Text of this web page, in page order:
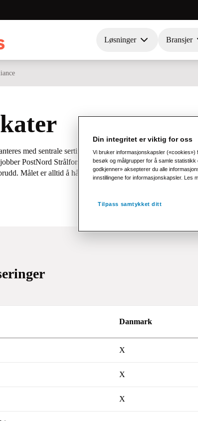
Løsninger Bransjer
med sentrale sertifikater. Gjennom et sterkt sikkerhets-
PostNord Strålfors kontinuerlig med
Målet er alltid å håndtere kundedata riktig og sikkert.
Danmark
X
X
X
Din integritet er viktig for oss
Vi bruker informasjonskapsler («cookies»)
besøk og målgrupper for å samle
godkjenner» aksepterer du alle
innstillingene for informasjonskapsler. Les
Tilpass samtykket ditt